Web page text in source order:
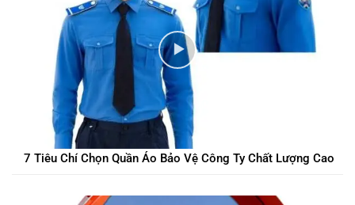
7 Tiêu Chí Chọn Quần Áo Bảo Vệ Công Ty Chất Lượng Cao